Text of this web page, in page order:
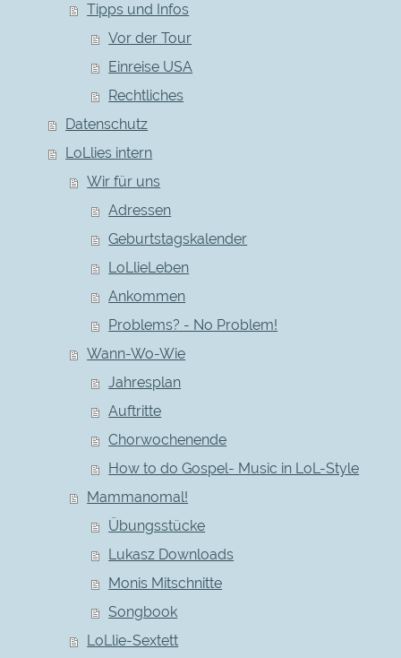
Tipps und Infos
Vor der Tour
Einreise USA
Rechtliches
Datenschutz
LoLlies intern
Wir für uns
Adressen
Geburtstagskalender
LoLlieLeben
Ankommen
Problems? - No Problem!
Wann-Wo-Wie
Jahresplan
Auftritte
Chorwochenende
How to do Gospel- Music in LoL-Style
Mammanomal!
Übungsstücke
Lukasz Downloads
Monis Mitschnitte
Songbook
LoLlie-Sextett